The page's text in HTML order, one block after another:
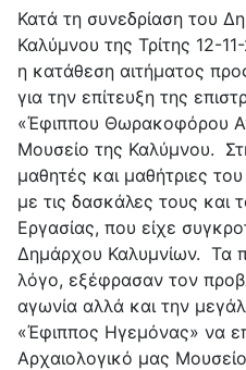
Κατά τη συνεδρίαση του
Καλύμνου της Τρίτης 12-
η κατάθεση αιτήματος
για την επίτευξη της
«Έφιππου Θωρακοφόρου
Μουσείο της Καλύμνου.
μαθητές και μαθήτριες
με τις δασκάλες τους και
Εργασίας, που είχε
Δημάρχου Καλυμνίων. Τα
λόγο, εξέφρασαν τον
αγωνία αλλά και την
«Έφιππος Ηγεμόνας» να
Αρχαιολογικό μας